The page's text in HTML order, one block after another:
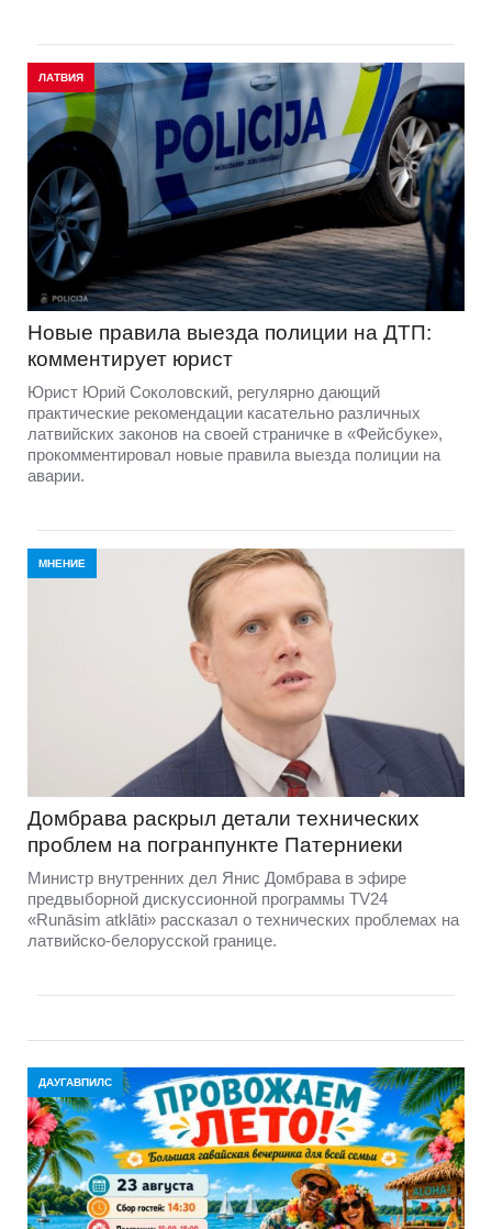
ЛАТВИЯ
Новые правила выезда полиции на ДТП:
комментирует юрист
Юрист Юрий Соколовский, регулярно дающий
практические рекомендации касательно различных
латвийских законов на своей страничке в «Фейсбуке»,
прокомментировал новые правила выезда полиции на
аварии.
МНЕНИЕ
Домбравa раскрыл детали технических
проблем на погранпункте Патерниеки
Министр внутренних дел Янис Домбрава в эфире
предвыборной дискуссионной программы TV24
«Runāsim atklāti» рассказал о технических проблемах на
латвийско-белорусской границе.
ДАУГАВПИЛС